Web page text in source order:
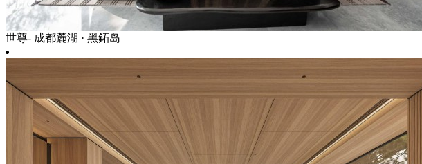
世尊- 成都麓湖 · 黑鉐岛